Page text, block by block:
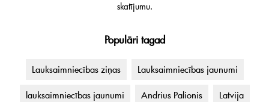
skatījumu.
Populāri tagad
Lauksaimniecības ziņas Lauksaimniecības jaunumi
lauksaimniecības jaunumi Andrius Palionis Latvija